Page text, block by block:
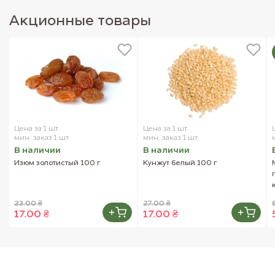
Акционные товары
Цена за 1 шт.
мин. заказ 1 шт.
В наличии
Изюм золотистый 100 г
23.00 ₴
17.00 ₴
Цена за 1 шт.
мин. заказ 1 шт.
В наличии
Кунжут белый 100 г
27.00 ₴
17.00 ₴